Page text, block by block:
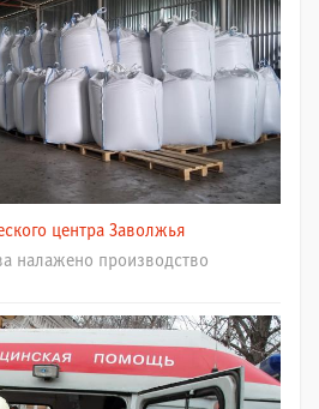
центра Заволжья
налажено производство